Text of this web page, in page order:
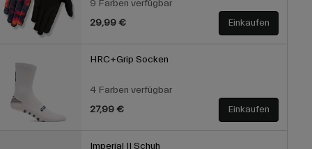
9 Farben verfügbar
29,99 €
Einkaufen
HRC+Grip Socken
4 Farben verfügbar
27,99 €
Einkaufen
Imperial II Schuh